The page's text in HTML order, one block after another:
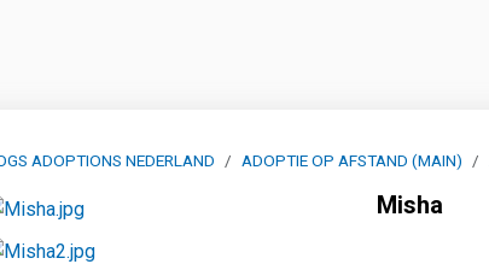
ADOPTIONS NEDERLAND ADOPTIE OP AFSTAND (MAIN)
Misha